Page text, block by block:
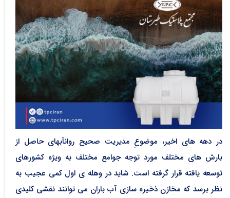
در دهه ­های اخیر، موضوعِ مدیریت صحیح روانآب­های حاصل از
بارش ­های مختلف مورد توجه جوامع مختلف به ویژه کشورهای
توسعه ­یافته قرار گرفته است. شاید در وهله­ ی اول کمی عجیب به
نظر برسد که مخازن ذخیره ­سازی آب باران می­ توانند نقشی کلیدی